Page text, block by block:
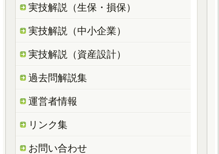
実技解説（生保・損保）
実技解説（中小企業）
実技解説（資産設計）
過去問解説集
運営者情報
リンク集
お問い合わせ